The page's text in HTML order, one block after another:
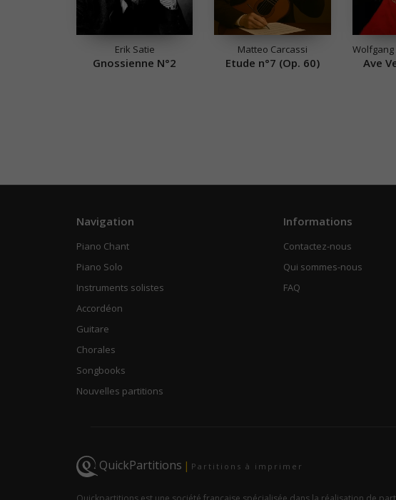
Erik Satie
Gnossienne N°2
Matteo Carcassi
Etude n°7 (Op. 60) Ave
Navigation
Piano Chant
Piano Solo
Instruments solistes
Accordéon
Guitare
Chorales
Songbooks
Nouvelles partitions
Informations
Contactez-nous
Qui sommes-nous
FAQ
QuickPartitions | Partitions à imprimer